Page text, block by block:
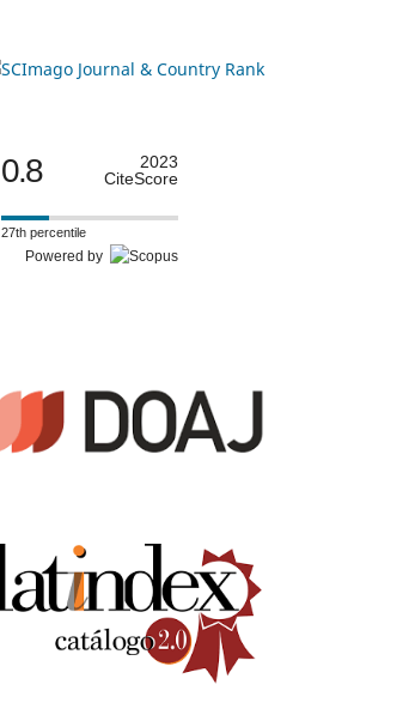
0.8
2023
CiteScore
27th percentile
Powered by